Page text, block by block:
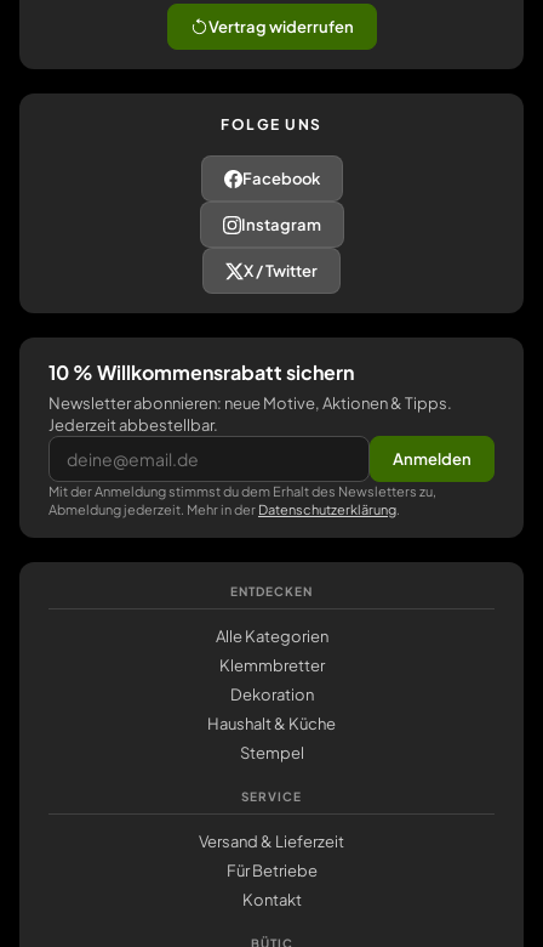
Vertrag widerrufen
FOLGE UNS
Facebook
Instagram
X / Twitter
10 % Willkommensrabatt sichern
Newsletter abonnieren: neue Motive, Aktionen & Tipps.
Jederzeit abbestellbar.
Anmelden
Mit der Anmeldung stimmst du dem Erhalt des Newsletters zu,
Abmeldung jederzeit. Mehr in der Datenschutzerklärung
ENTDECKEN
Alle Kategorien
Klemmbretter
Dekoration
Haushalt & Küche
Stempel
SERVICE
Versand & Lieferzeit
Für Betriebe
Kontakt
BÜTIC